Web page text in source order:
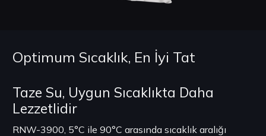
Optimum Sıcaklık, En İyi Tat
Taze Su, Uygun Sıcaklıkta Daha
Lezzetlidir
RNW-3900, 5°C ile 90°C arasında sıcaklık aralığı